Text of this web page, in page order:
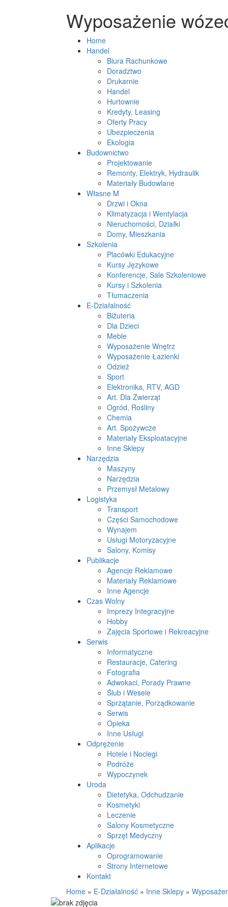
Wyposażenie
Home
Handel
Biura Rachunkowe
Doradztwo
Drukarnie
Handel
Hurtownie
Kredyty, Leasing
Oferty Pracy
Ubezpieczenia
Ekologia
Budownictwo
Projektowanie
Remonty, Elektryk, Hydraulik
Materiały Budowlane
Własne M
Drzwi i Okna
Klimatyzacja i Wentylacja
Nieruchomości, Działki
Domy, Mieszkania
Szkolenia
Placówki Edukacyjne
Kursy Językowe
Konferencje, Sale Szkoleniowe
Kursy i Szkolenia
Tłumaczenia
E-Działalność
Biżuteria
Dla Dzieci
Meble
Wyposażenie Wnętrz
Wyposażenie Łazienki
Odzież
Sport
Elektronika, RTV, AGD
Art. Dla Zwierząt
Ogród, Rośliny
Chemia
Art. Spożywcze
Materiały Eksploatacyjne
Inne Sklepy
Narzędzia
Maszyny
Narzędzia
Przemysł Metalowy
Logistyka
Transport
Części Samochodowe
Wynajem
Usługi Motoryzacyjne
Salony, Komisy
Publikacje
Agencje Reklamowe
Materiały Reklamowe
Inne Agencje
Czas Wolny
Imprezy Integracyjne
Hobby
Zajęcia Sportowe i Rekreacyjne
Serwis
Informatyczne
Restauracje, Catering
Fotografia
Adwokaci, Porady Prawne
Ślub i Wesele
Sprzątanie, Porządkowanie
Serwis
Opieka
Inne Usługi
Odprężenie
Hotele i Noclegi
Podróże
Wypoczynek
Uroda
Dietetyka, Odchudzanie
Kosmetyki
Leczenie
Salony Kosmetyczne
Sprzęt Medyczny
Aplikacje
Oprogramowanie
Strony Internetowe
Kontakt
Home » E-Działalność » Inne Sklepy »